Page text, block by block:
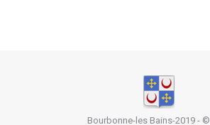
Bourbonne-les Bains-2019 - ©